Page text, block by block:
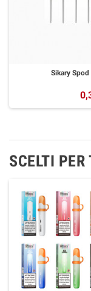
Sikary
SCELTI PER